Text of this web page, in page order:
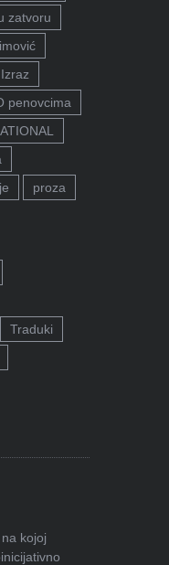
zatvoru
penovcima
proza
Traduki
kojoj